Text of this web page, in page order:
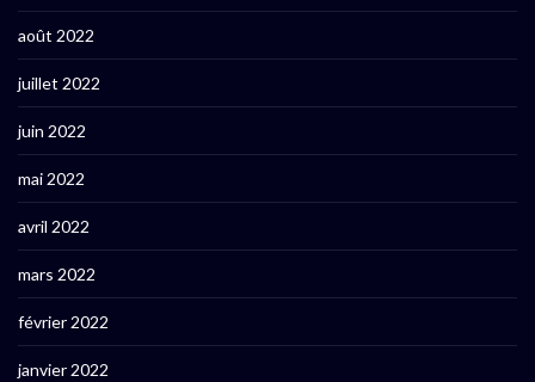
août 2022
juillet 2022
juin 2022
mai 2022
avril 2022
mars 2022
février 2022
janvier 2022